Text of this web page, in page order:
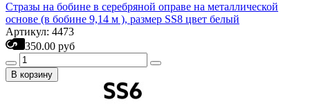
Стразы на бобине в серебряной оправе на металлической
основе (в бобине 9,14 м ), размер SS8 цвет белый
Артикул: 4473
350.00 руб
В корзину